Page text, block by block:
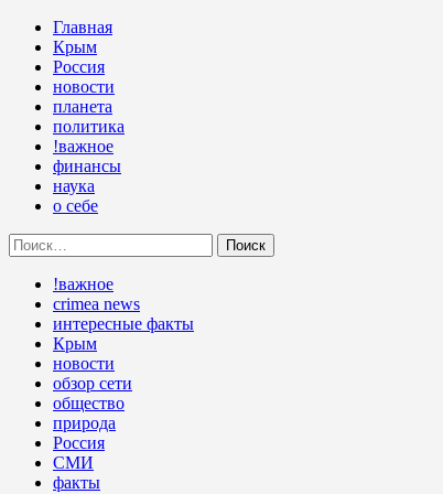
Перейти
содержимому
Основное
меню
Главная
Крым
Россия
новости
планета
политика
!важное
финансы
наука
о себе
Найти:
!важное
crimea news
интересные факты
Крым
новости
обзор сети
общество
природа
Россия
СМИ
факты